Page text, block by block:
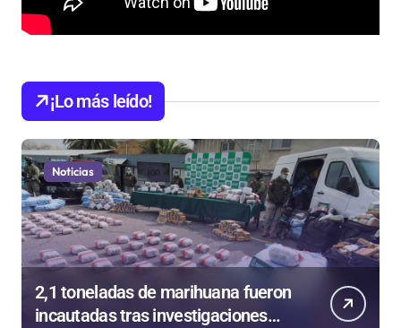
¡Lo más leído!
Noticias
2,1 toneladas de marihuana fueron
incautadas tras investigaciones